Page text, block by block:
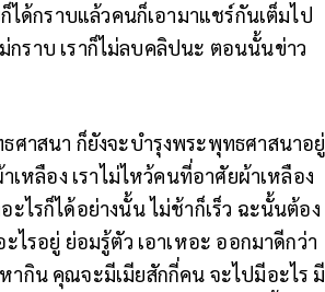
ได้กราบแล้วคนก็เอามาแชร์กันเต็มไป
ม่กราบ เราก็ไม่ลบคลิปนะ ตอนนั้นข่าว
าสนา ก็ยังจะบำรุงพระพุทธศาสนาอยู่
เหลือง เราไม่ไหว้คนที่อาศัยผ้าเหลือง
ไรก็ได้อย่างนั้น ไม่ช้าก็เร็ว ฉะนั้นต้อง
ไรอยู่ ย่อมรู้ตัว เอาเหอะ ออกมาดีกว่า
กิน คุณจะมีเมียสักกี่คน จะไปมีอะไร มี